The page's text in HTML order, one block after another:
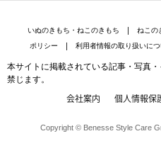
いぬのきもち・ねこのきもち ねこの
ポリシー
利用者情報の取り扱いに
本サイトに掲載されている記事・写真
禁じます。
会社案内 個人情報保
Copyright © Benesse Style Care